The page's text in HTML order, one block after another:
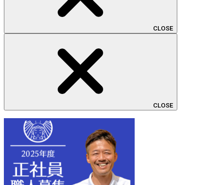
CLOSE
CLOSE